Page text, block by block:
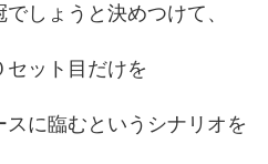
しょうと決めつけて、
ット目だけを
に臨むというシナリオを